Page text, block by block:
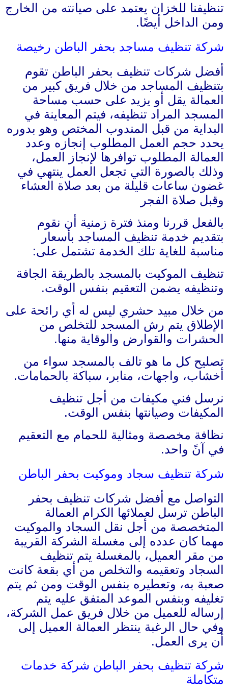
تنظيفنا للخزان يعتمد على صيانته من الخارج
ومن الداخل أيضًا.
شركة تنظيف مساجد بحفر الباطن رخيصة
أفضل شركات تنظيف بحفر الباطن تقوم
بتنظيف المساجد من خلال فريق كبير من
العمالة يقل أو يزيد على حسب مساحة
المسجد المراد تنظيفه، فيتم المعاينة في
البداية من قبل المندوب المختص وهو بدوره
يحدد حجم العمل المطلوب إنجازه وعدد
العمالة المطلوب توافرها لإنجاز العمل،
وذلك بالصورة التي تجعل العمل ينتهي في
غضون ساعات قليلة من بعد صلاة العشاء
وقبل صلاة الفجر
بالفعل قررنا ومنذ فترة زمنية أن نقوم
بتقديم خدمة تنظيف المساجد بأسعار
مناسبة للغاية تلك الخدمة تشتمل على:
تنظيف الموكيت بالمسجد بالطريقة الجافة
وتنظيفه يضمن التعقيم بنفس الوقت.
من خلال مبيد حشري ليس له أي رائحة على
الإطلاق يتم رش المسجد للتخلص من
الحشرات والقوارض والوقاية منها.
تصليح كل ما هو تالف بالمسجد سواء من
أخشاب، واجهات، منابر، سباكة بالحمامات.
نرسل فني مكيفات من أجل تنظيف
المكيفات وصيانتها بنفس الوقت.
نظافة مخصصة ومثالية للحمام مع التعقيم
في آنً واحد.
شركة تنظيف سجاد وموكيت بحفر الباطن
التواصل مع أفضل شركات تنظيف بحفر
الباطن ترسل لعملائها الكرام العمالة
المتخصصة من أجل نقل السجاد والموكيت
مهما كان عدده إلى مغسلة الشركة القريبة
من مقر العميل، بالمغسلة يتم تنظيف
السجاد وتعقيمه والتخلص من أي بقعة كانت
صعبة به، وتعطيره بنفس الوقت ومن ثم يتم
تغليفه وبنفس الموعد المتفق عليه يتم
إرساله للعميل من خلال فريق عمل الشركة،
وفي حال الرغبة ينتظر العمالة العميل إلى
أن يرى العمل.
شركة تنظيف بحفر الباطن شركة خدمات
متكاملة